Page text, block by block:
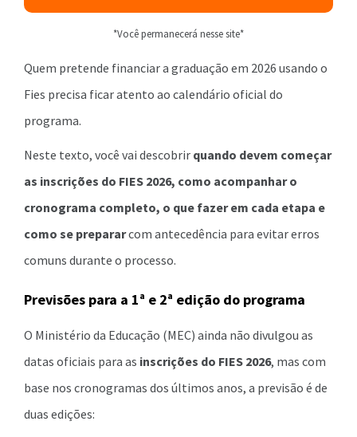
*Você permanecerá nesse site*
Quem pretende financiar a graduação em 2026 usando o
Fies precisa ficar atento ao calendário oficial do
programa.
Neste texto, você vai descobrir quando devem começar
as inscrições do FIES 2026, como acompanhar o
cronograma completo, o que fazer em cada etapa e
como se prepararcom antecedência para evitar erros
comuns durante o processo.
Previsões para a 1ª e 2ª edição do programa
O Ministério da Educação (MEC) ainda não divulgou as
datas oficiais para as inscrições do FIES 2026, mas com
base nos cronogramas dos últimos anos, a previsão é de
duas edições: